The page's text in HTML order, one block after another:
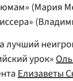
(Мария
лучший
урок»
Елизаветы